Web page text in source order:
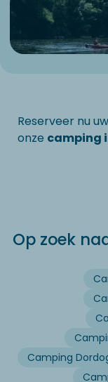
Reserveer nu
onze camping
Op zoek
Camping